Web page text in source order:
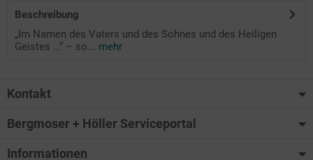
Beschreibung
„Im Namen des Vaters und des Sohnes und des Heiligen
Geistes …“ – so... mehr
Kontakt
Bergmoser + Höller Serviceportal
Informationen